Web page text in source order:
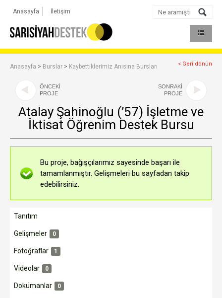
Anasayfa İletişim
Anasayfa > Burslar > Kaybettiklerimiz Anısına Bursları < Geri dönün
ÖNCEKİ
PROJE
Atalay Şahinoğlu (’57) İşletme ve
İktisat Öğrenim Destek Bursu
SONRAKİ
PROJE
Bu proje, bağışçılarımız sayesinde başarı ile
tamamlanmıştır. Gelişmeleri bu sayfadan takip
edebilirsiniz.
Tanıtım
Gelişmeler 0
Fotoğraflar 1
Videolar 0
Dokümanlar 0